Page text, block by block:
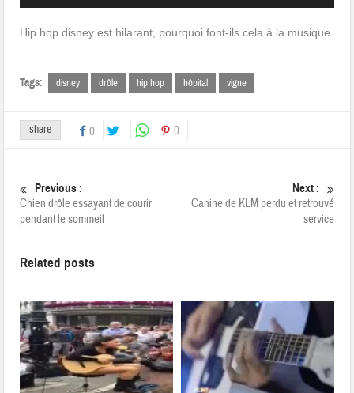
Hip hop disney est hilarant, pourquoi font-ils cela à la musique.
Tags: disney drôle hip hop hôpital vigne
share 0 0
Previous :
Chien drôle essayant de courir
pendant le sommeil
Next :
Canine de KLM perdu et retrouvé
service
Related posts